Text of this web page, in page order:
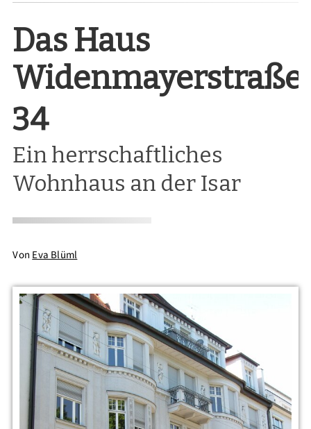
Das Haus
Widenmayerstraße
34
Ein herrschaftliches
Wohnhaus an der Isar
Von Eva Blüml